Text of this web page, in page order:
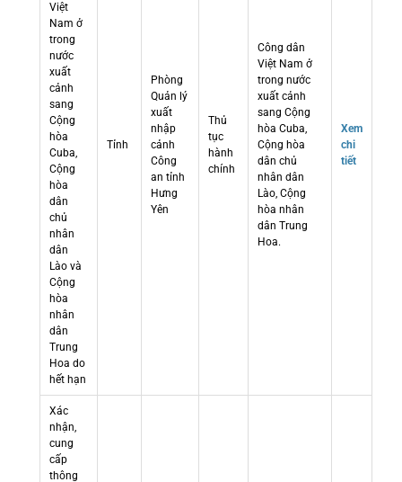
Việt
Nam ở
trong
nước
xuất
cảnh
sang
Cộng
hòa
Cuba,
Cộng
hòa
dân
chủ
nhân
dân
Lào và
Cộng
hòa
nhân
dân
Trung
Hoa do
hết hạn
Tỉnh
Phòng
Quản lý
xuất
nhập
cảnh
Công
an tỉnh
Hưng
Yên
Thủ
tục
hành
chính
Công dân
Việt Nam ở
trong nước
xuất cảnh
sang Cộng
hòa Cuba,
Cộng hòa
dân chủ
nhân dân
Lào, Cộng
hòa nhân
dân Trung
Hoa.
Xem
chi
tiết
Xác
nhận,
cung
cấp
thông